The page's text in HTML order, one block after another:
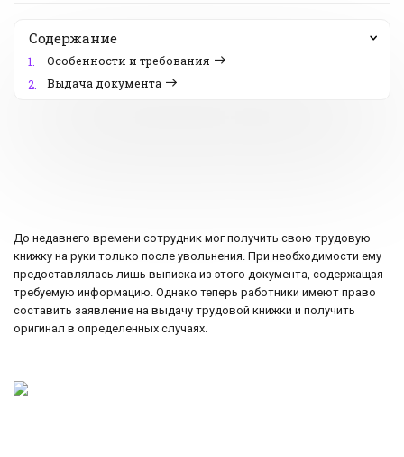
Содержание
1.
Особенности и требования
2.
Выдача документа
До недавнего времени сотрудник мог получить свою трудовую
книжку на руки только после увольнения. При необходимости ему
предоставлялась лишь выписка из этого документа, содержащая
требуемую информацию. Однако теперь работники имеют право
составить заявление на выдачу трудовой книжки и получить
оригинал в определенных случаях.